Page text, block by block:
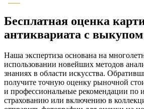
Бесплатная оценка
антиквариата с
Наша экспертиза основана на
использовании новейших методов
знаниях в области искусства.
получите точную оценку рыночной
и профессиональные рекомендации по
страхованию или включению в